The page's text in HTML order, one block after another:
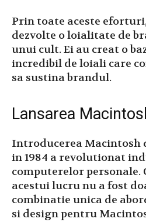
Prin toate aceste
dezvolte o loialitate de
unui cult. Ei au creat o
incredibil de loiali care
sa sustina brandul.
Lansarea
Introducerea Macintosh
in 1984 a revolutionat
computerelor personale.
acestui lucru nu a fost
combinatie unica de
si design pentru